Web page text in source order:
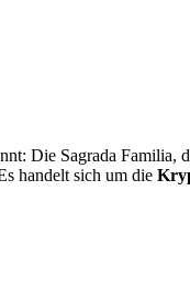
Die Sagrada Familia,
handelt sich um die